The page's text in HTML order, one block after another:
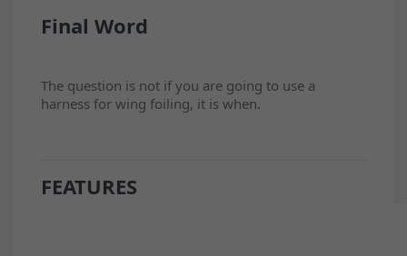
Final Word
The question is not if you are going to use a
harness for wing foiling, it is when.
FEATURES